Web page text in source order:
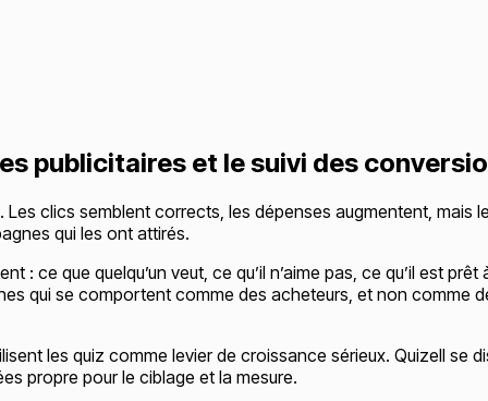
publicitaires et le suivi des
clics semblent corrects, les dépenses augmentent, mais
qui les ont attirés.
: ce que quelqu’un veut, ce qu’il n’aime pas, ce qu’il est
qui se comportent comme des acheteurs, et non comme
les quiz comme levier de croissance sérieux. Quizell se
propre pour le ciblage et la mesure.